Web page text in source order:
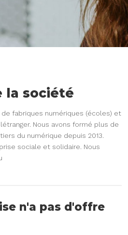
la société
fabriques numériques (écoles) et
Nous avons formé plus de
du numérique depuis 2013.
sociale et solidaire. Nous
n'a pas d'offre